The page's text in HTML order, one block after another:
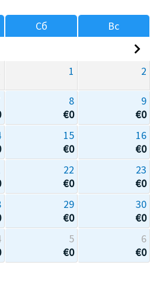
Сб
Вс
1 2
8
€0
9
€0
15
€0
16
€0
22
€0
23
€0
29
€0
30
€0
5
€0
6
€0